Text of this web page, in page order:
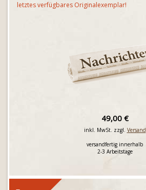
letztes verfügbares Originalexemplar!
49,00 €
inkl. MwSt. zzgl. Versand
versandfertig innerhalb
2-3 Arbeitstage